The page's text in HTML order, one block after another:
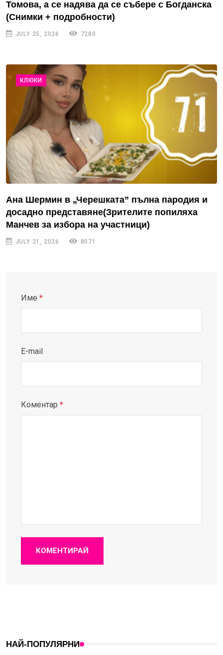
Томова, а се надява да се събере с Богданска
(Снимки + подробности)
JULY 25, 2026 7280
КЛЮКИ
Ана Шермин в „Черешката” пълна пародия и
досадно представяне(Зрителите попиляха
Манчев за избора на участници)
JULY 21, 2026 8071
Име *
E-mail
Коментар *
КОМЕНТИРАЙ
НАЙ-ПОПУЛЯРНИ